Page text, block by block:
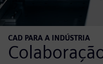
CAD PARA A INDÚSTRIA